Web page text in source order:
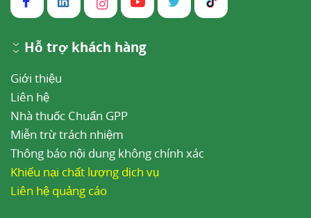
Hỗ trợ khách hàng
Giới thiệu
Liên hệ
Nhà thuốc Chuẩn GPP
Miễn trừ trách nhiệm
Thông báo nội dung không chính xác
Khiếu nại chất lượng dịch vụ
Liên hệ quảng cáo